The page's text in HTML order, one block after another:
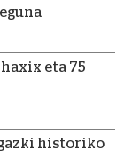
eta 75
historiko